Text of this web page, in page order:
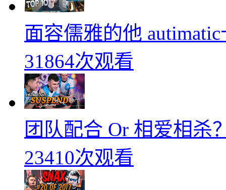
面容儒雅的他
31864次观看
团队配合 Or 相爱相杀
23410次观看